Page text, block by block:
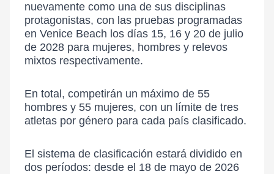
nuevamente como una de sus disciplinas
protagonistas, con las pruebas programadas
en Venice Beach los días 15, 16 y 20 de julio
de 2028 para mujeres, hombres y relevos
mixtos respectivamente.
En total, competirán un máximo de 55
hombres y 55 mujeres, con un límite de tres
atletas por género para cada país clasificado.
El sistema de clasificación estará dividido en
dos períodos: desde el 18 de mayo de 2026